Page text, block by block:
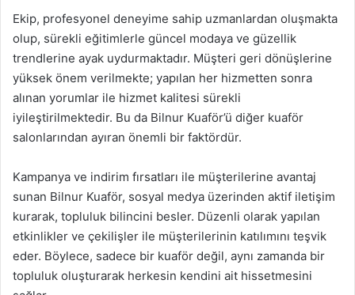
Ekip, profesyonel deneyime sahip uzmanlardan oluşmakta
olup, sürekli eğitimlerle güncel modaya ve güzellik
trendlerine ayak uydurmaktadır. Müşteri geri dönüşlerine
yüksek önem verilmekte; yapılan her hizmetten sonra
alınan yorumlar ile hizmet kalitesi sürekli
iyileştirilmektedir. Bu da Bilnur Kuaför’ü diğer kuaför
salonlarından ayıran önemli bir faktördür.
Kampanya ve indirim fırsatları ile müşterilerine avantaj
sunan Bilnur Kuaför, sosyal medya üzerinden aktif iletişim
kurarak, topluluk bilincini besler. Düzenli olarak yapılan
etkinlikler ve çekilişler ile müşterilerinin katılımını teşvik
eder. Böylece, sadece bir kuaför değil, aynı zamanda bir
topluluk oluşturarak herkesin kendini ait hissetmesini